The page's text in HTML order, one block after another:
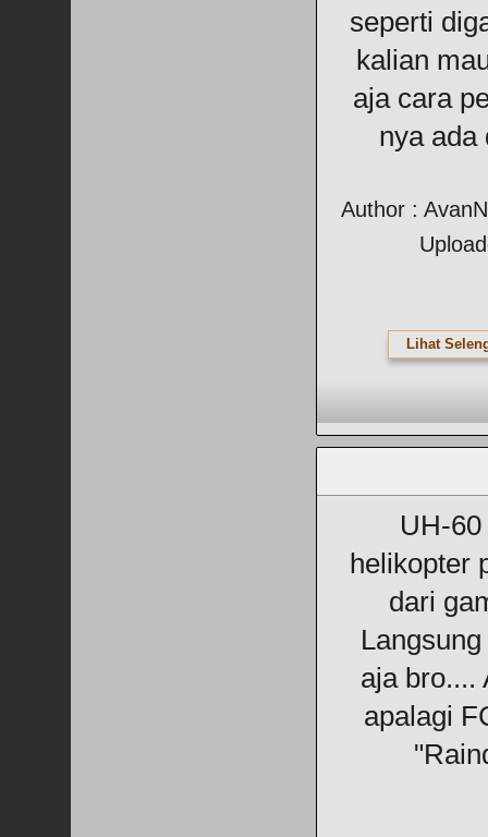
seperti
kalian
aja cara
nya ada
Author :
Lihat
UH-60
helikopter
dari
aja bro....
apalagi